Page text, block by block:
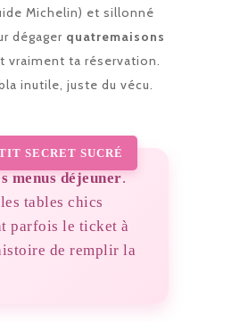
Michelin) et sillonné
dégager quatremaisons
vraiment ta réservation.
inutile, juste du vécu.
menus déjeuner.
tables chics
parfois le ticket à
de remplir la